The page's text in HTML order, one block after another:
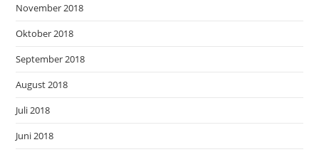
November 2018
Oktober 2018
September 2018
August 2018
Juli 2018
Juni 2018